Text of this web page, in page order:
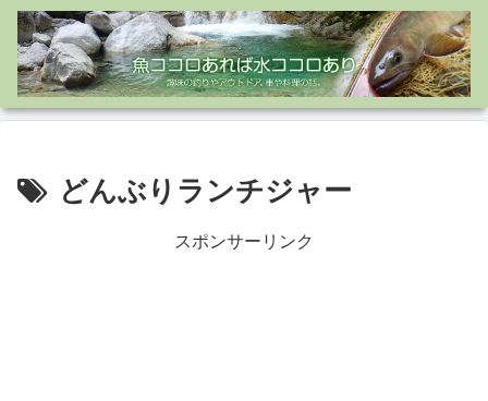
どんぶりランチジャー
スポンサーリンク